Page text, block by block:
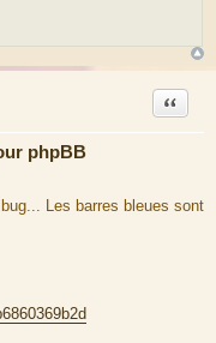
phpBB
Citation
Les barres bleues sont